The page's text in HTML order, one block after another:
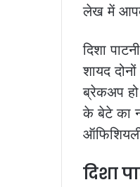
लेख में
दिशा
शायद
ब्रेकअप
के बेटे का
दिशा